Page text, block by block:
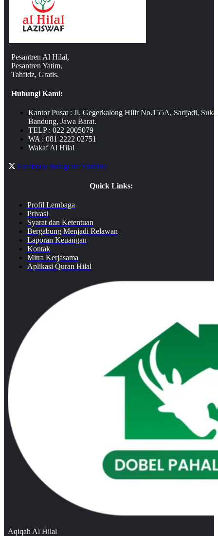
Pesantren Al Hilal,
Pesantren Yatim,
Tahfidz, Gratis.
Hubungi Kami:
Kantor Pusat : Jl. Gegerkalong Hilir No.155A, Sarijadi,
Bandung, Jawa Barat.
TELP : 022 2005079
WA : 081 2222 02751
Wakaf Al Hilal
Facebook InstagramYoutube
Quick Links:
Profil Lembaga
Privasi
Syarat dan Ketentuan
Bergabung Menjadi Relawan
Laporan Keuangan
Kontak
Mitra Kerjasama
Aplikasi Quran Hilal
Aqiqah Al Hilal